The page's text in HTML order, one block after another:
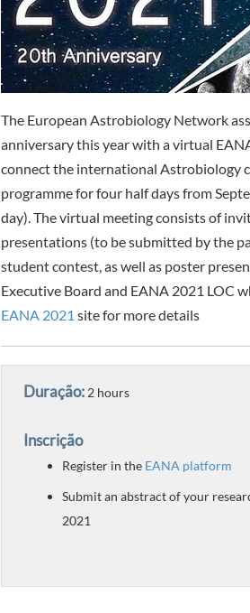
The European Astrobiology Network
anniversary this year with a virtual
connect the international Astrobiology
programme for four half days from
day). The virtual meeting consists of
presentations (to be submitted by the
student contest, as well as poster
Executive Board and EANA 2021 LOC
EANA 2021 site for more details
Duração: 2 hours
Inscrição
Register in the EANA platform
Submit an abstract of your
2021